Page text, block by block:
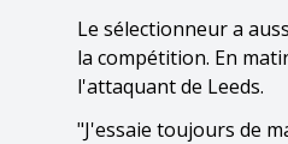
Le sélectionneur a
la compétition. En
l'attaquant de Leeds.
"J'essaie toujours de